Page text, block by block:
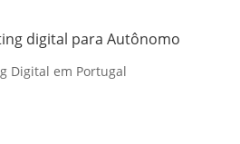
digital para Autônomo
Digital em Portugal